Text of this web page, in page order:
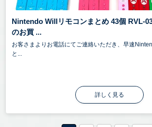
Nintendo Willリモコンまとめ 43個 RVL-
のお買 ...
お客さまよりお電話にてご連絡いただき、早速
と...
詳しく見る